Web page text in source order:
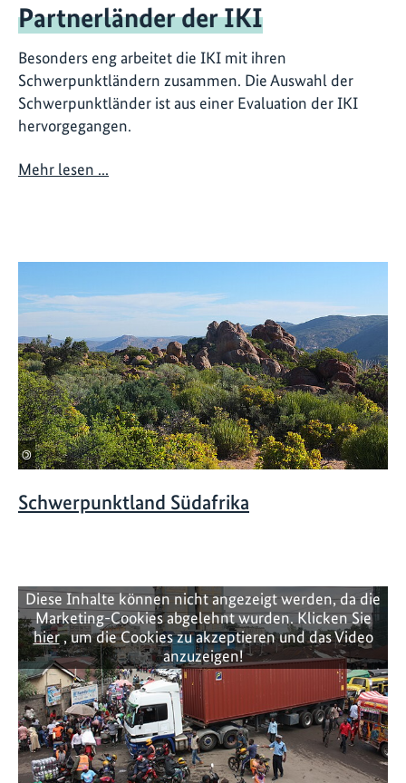
Partnerländer der IKI
Besonders eng arbeitet die IKI mit ihren
Schwerpunktländern zusammen. Die Auswahl der
Schwerpunktländer ist aus einer Evaluation der IKI
hervorgegangen.
Mehr lesen ...
©
Schwerpunktland Südafrika
Diese Inhalte können nicht angezeigt werden, da die
Marketing-Cookies abgelehnt wurden. Klicken Sie
hier, um die Cookies zu akzeptieren und das Video
anzuzeigen!